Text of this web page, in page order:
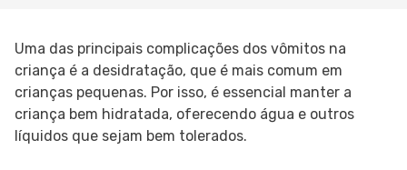
Uma das principais complicações dos vômitos na
criança é a desidratação, que é mais comum em
crianças pequenas. Por isso, é essencial manter a
criança bem hidratada, oferecendo água e outros
líquidos que sejam bem tolerados.